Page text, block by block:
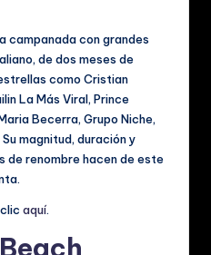
campanada con grandes
de dos meses de
como Cristian
La Más Viral, Prince
Becerra, Grupo Niche,
magnitud, duración y
renombre hacen de este
aquí.